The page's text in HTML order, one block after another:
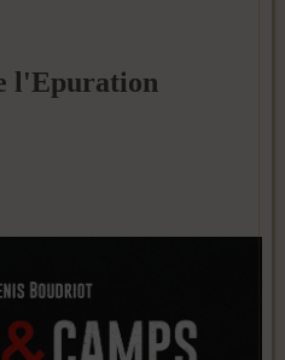
l'Epuration